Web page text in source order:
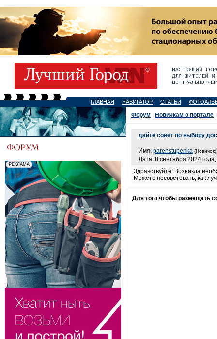
ГЛАВНАЯ НАВИГАТОР СТАТЬИ
Форум Новичкам о портале
дайте совет по выбору
Имя: parenstupenka (Новичок)
Дата: 8 сентября 2024
Здравствуйте! Возникла
Можете посоветовать, как
Для того чтобы размещать